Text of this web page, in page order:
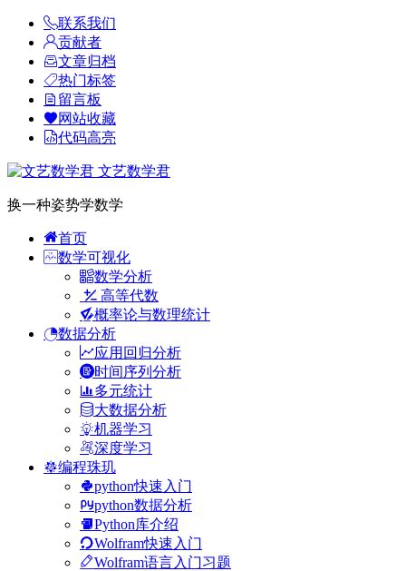
联系我们
贡献者
文章归档
热门标签
留言板
网站收藏
代码高亮
文艺数学君
换一种姿势学数学
首页
数学可视化
数学分析
高等代数
概率论与数理统计
数据分析
应用回归分析
时间序列分析
多元统计
大数据分析
机器学习
深度学习
编程珠玑
python快速入门
python数据分析
Python库介绍
Wolfram快速入门
Wolfram语言入门习题